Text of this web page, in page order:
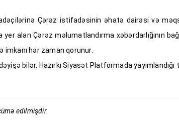
Çərəz istifadəsinin əhatə dairəsi və
alan Çərəz məlumatlandırma xəbərdarlığının
hər zaman qorunur.
bilər. Hazırkı Siyasət Platformada yayımlandığı
edilmişdir.